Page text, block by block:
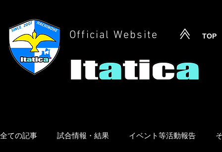
Official Website TOP
全ての記事 試合情報・結果 イベント等活動報告